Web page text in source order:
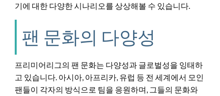
기에 대한 다양한 시나리오를 상상해볼 수 있습니다.
팬 문화의 다양성
프리미어리그의 팬 문화는 다양성과 글로벌성을 잉태하
고 있습니다. 아시아, 아프리카, 유럽 등 전 세계에서 모인
팬들이 각자의 방식으로 팀을 응원하며, 그들의 문화와